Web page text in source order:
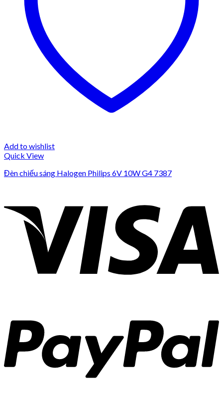
Add to wishlist
Quick View
Đèn chiếu sáng Halogen Philips 6V 10W G4 7387